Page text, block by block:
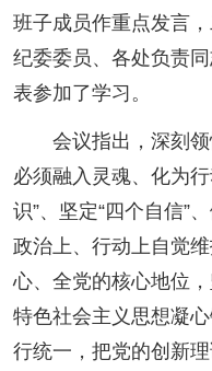
班子成员作重点发言
纪委委员、各处负责
表参加了学习。
会议指出，深刻领
必须融入灵魂、化为
识”、坚定“四个自信”
政治上、行动上自觉
心、全党的核心地位
特色社会主义思想凝
行统一，把党的创新